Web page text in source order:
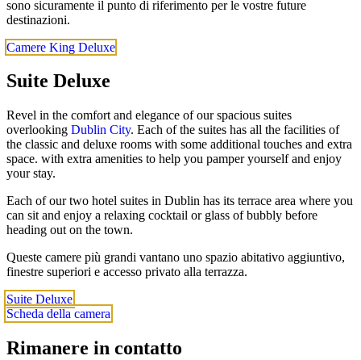
sono sicuramente il punto di riferimento per le vostre future
destinazioni.
Camere King Deluxe
Suite Deluxe
Revel in the comfort and elegance of our spacious suites
overlooking Dublin City. Each of the suites has all the facilities of
the classic and deluxe rooms with some additional touches and extra
space. with extra amenities to help you pamper yourself and enjoy
your stay.
Each of our two hotel suites in Dublin has its terrace area where you
can sit and enjoy a relaxing cocktail or glass of bubbly before
heading out on the town.
Queste camere più grandi vantano uno spazio abitativo aggiuntivo,
finestre superiori e accesso privato alla terrazza.
Suite Deluxe
Scheda della camera
Rimanere in contatto